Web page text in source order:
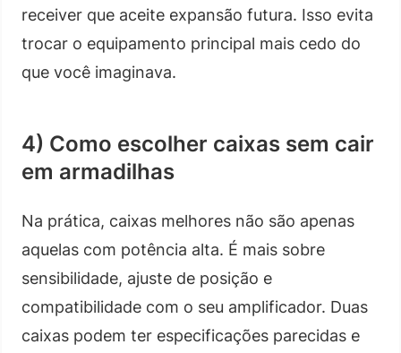
receiver que aceite expansão futura. Isso evita
trocar o equipamento principal mais cedo do
que você imaginava.
4) Como escolher caixas sem cair
em armadilhas
Na prática, caixas melhores não são apenas
aquelas com potência alta. É mais sobre
sensibilidade, ajuste de posição e
compatibilidade com o seu amplificador. Duas
caixas podem ter especificações parecidas e